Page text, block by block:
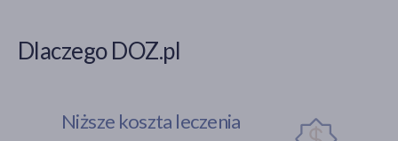
Dlaczego DOZ.pl
Niższe koszta leczenia